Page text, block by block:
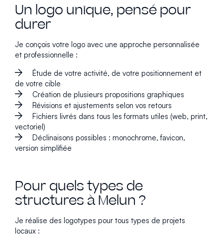
Un logo unique, pensé pour
durer
Je conçois votre logo avec une approche personnalisée
et professionnelle :
Étude de votre activité, de votre positionnement et
de votre cible
Création de plusieurs propositions graphiques
Révisions et ajustements selon vos retours
Fichiers livrés dans tous les formats utiles (web, print,
vectoriel)
Déclinaisons possibles : monochrome, favicon,
version simplifiée
Pour quels types de
structures à Melun ?
Je réalise des logotypes pour tous types de projets
locaux :